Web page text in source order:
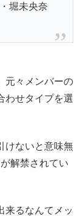
堀未央奈
元々メンバーの
わせタイプを選
けないと意味無
解禁されてい
来るなんてメッ